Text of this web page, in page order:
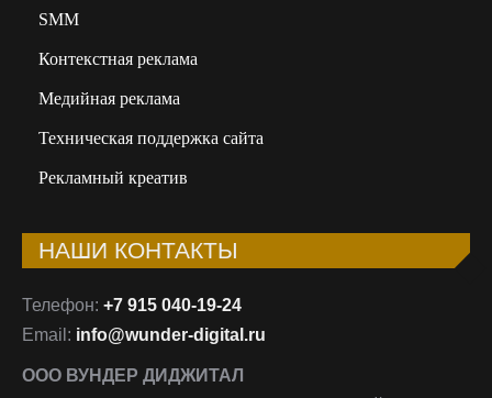
SMM
Контекстная реклама
Медийная реклама
Техническая поддержка сайта
Рекламный креатив
НАШИ КОНТАКТЫ
Телефон: +7 915 040-19-24
Email: info@wunder-digital.ru
ООО ВУНДЕР ДИДЖИТАЛ